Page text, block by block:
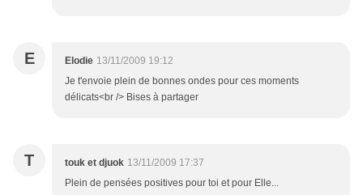
E Elodie 13/11/2009 19:12
Je t'envoie plein de bonnes ondes pour ces moments
délicats<br /> Bises à partager
T touk et djuok 13/11/2009 17:37
Plein de pensées positives pour toi et pour Elle...